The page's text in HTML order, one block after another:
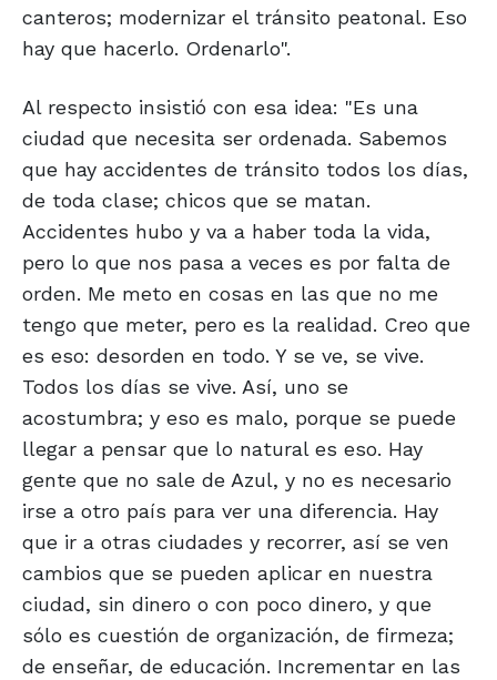
canteros; modernizar el tránsito peatonal. Eso
hay que hacerlo. Ordenarlo".
Al respecto insistió con esa idea: "Es una
ciudad que necesita ser ordenada. Sabemos
que hay accidentes de tránsito todos los días,
de toda clase; chicos que se matan.
Accidentes hubo y va a haber toda la vida,
pero lo que nos pasa a veces es por falta de
orden. Me meto en cosas en las que no me
tengo que meter, pero es la realidad. Creo que
es eso: desorden en todo. Y se ve, se vive.
Todos los días se vive. Así, uno se
acostumbra; y eso es malo, porque se puede
llegar a pensar que lo natural es eso. Hay
gente que no sale de Azul, y no es necesario
irse a otro país para ver una diferencia. Hay
que ir a otras ciudades y recorrer, así se ven
cambios que se pueden aplicar en nuestra
ciudad, sin dinero o con poco dinero, y que
sólo es cuestión de organización, de firmeza;
de enseñar, de educación. Incrementar en las